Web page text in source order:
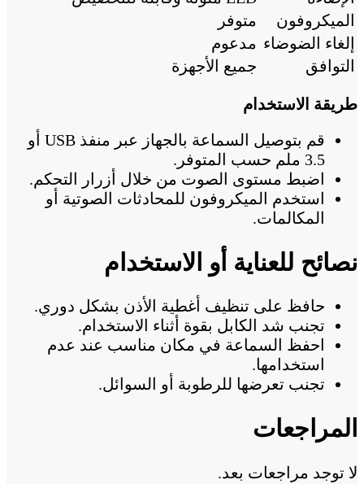
الميكروفون
متوفر
إلغاء الضوضاء مدعوم
التوافق
جميع الأجهزة
طريقة الاستخدام
قم بتوصيل السماعة بالجهاز عبر منفذ USB أو
3.5 ملم حسب المتوفر.
اضبط مستوى الصوت من خلال أزرار التحكم.
استخدم الميكروفون للمحادثات الصوتية أو
المكالمات.
نصائح للعناية أو الاستخدام
حافظ على تنظيف أغطية الأذن بشكل دوري.
تجنب شد الكابل بقوة أثناء الاستخدام.
احفظ السماعة في مكان مناسب عند عدم
استخدامها.
تجنب تعرضها للرطوبة أو السوائل.
المراجعات
لا توجد مراجعات بعد.